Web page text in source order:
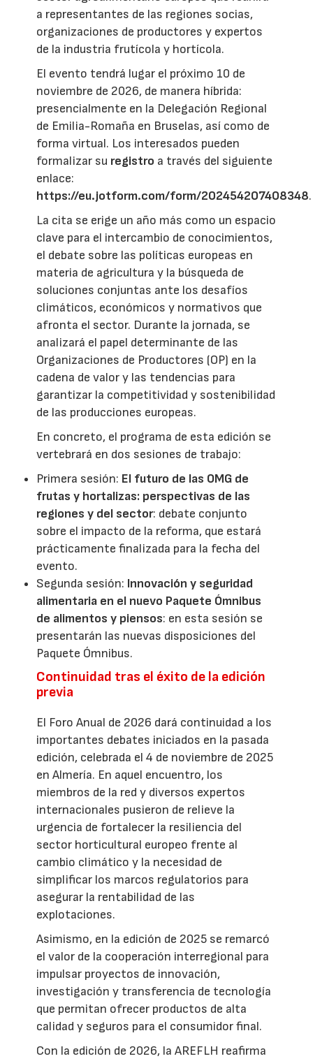
a representantes de las regiones socias,
organizaciones de productores y expertos
de la industria frutícola y hortícola.
El evento tendrá lugar el próximo 10 de
noviembre de 2026, de manera híbrida:
presencialmente en la Delegación Regional
de Emilia-Romaña en Bruselas, así como de
forma virtual. Los interesados pueden
formalizar su registro a través del siguiente
enlace:
https://eu.jotform.com/form/202454207408348.
La cita se erige un año más como un espacio
clave para el intercambio de conocimientos,
el debate sobre las políticas europeas en
materia de agricultura y la búsqueda de
soluciones conjuntas ante los desafíos
climáticos, económicos y normativos que
afronta el sector. Durante la jornada, se
analizará el papel determinante de las
Organizaciones de Productores (OP) en la
cadena de valor y las tendencias para
garantizar la competitividad y sostenibilidad
de las producciones europeas.
En concreto, el programa de esta edición se
vertebrará en dos sesiones de trabajo:
Primera sesión: El futuro de las OMG de
frutas y hortalizas: perspectivas de las
regiones y del sector: debate conjunto
sobre el impacto de la reforma, que estará
prácticamente finalizada para la fecha del
evento.
Segunda sesión: Innovación y seguridad
alimentaria en el nuevo Paquete Ómnibus
de alimentos y piensos: en esta sesión se
presentarán las nuevas disposiciones del
Paquete Ómnibus.
Continuidad tras el éxito de la edición
previa
El Foro Anual de 2026 dará continuidad a los
importantes debates iniciados en la pasada
edición, celebrada el 4 de noviembre de 2025
en Almería. En aquel encuentro, los
miembros de la red y diversos expertos
internacionales pusieron de relieve la
urgencia de fortalecer la resiliencia del
sector horticultural europeo frente al
cambio climático y la necesidad de
simplificar los marcos regulatorios para
asegurar la rentabilidad de las
explotaciones.
Asimismo, en la edición de 2025 se remarcó
el valor de la cooperación interregional para
impulsar proyectos de innovación,
investigación y transferencia de tecnología
que permitan ofrecer productos de alta
calidad y seguros para el consumidor final.
Con la edición de 2026, la AREFLH reafirma